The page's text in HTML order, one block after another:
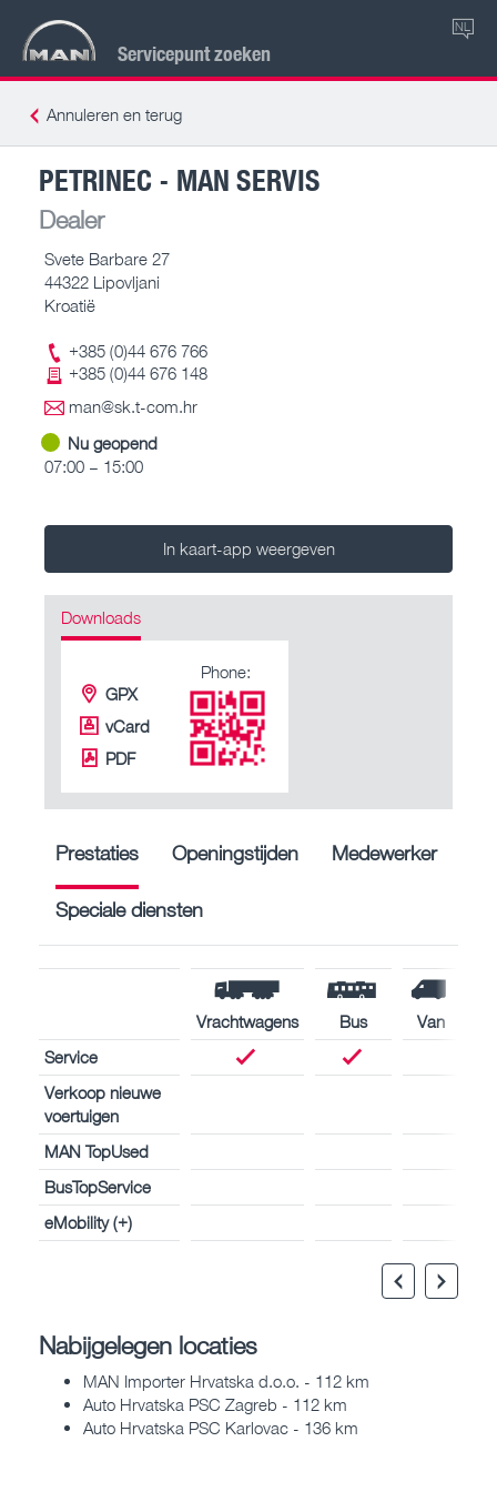
Servicepunt zoeken
NL
Annuleren en terug
PETRINEC - MAN SERVIS
Dealer
Svete Barbare 27
44322 Lipovljani
Kroatië
+385 (0)44 676 766
+385 (0)44 676 148
man@sk.t-com.hr
Nu geopend
07:00 – 15:00
In kaart-app weergeven
Downloads
GPX
vCard
PDF
Phone:
Prestaties Openingstijden Medewerker
Speciale diensten
Vrachtwagens Bus
Van
Service
Verkoop nieuwe
voertuigen
MAN TopUsed
BusTopService
eMobility (+)
Nabijgelegen locaties
MAN Importer Hrvatska d.o.o. - 112 km
Auto Hrvatska PSC Zagreb - 112 km
Auto Hrvatska PSC Karlovac - 136 km